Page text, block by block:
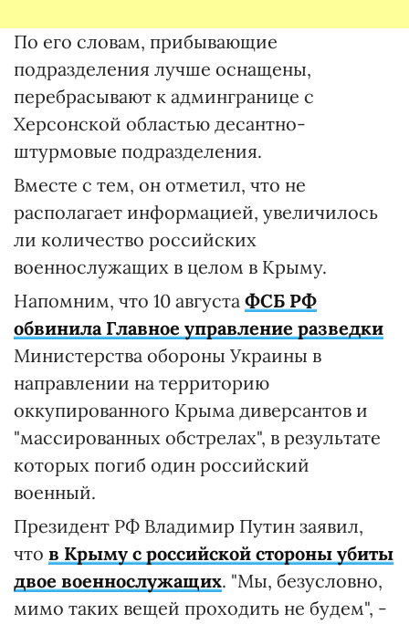
По его словам, прибывающие
подразделения лучше оснащены,
перебрасывают к админгранице с
Херсонской областью десантно-
штурмовые подразделения.
Вместе с тем, он отметил, что не
располагает информацией, увеличилось
ли количество российских
военнослужащих в целом в Крыму.
Напомним, что 10 августа ФСБ РФ
обвинила Главное управление разведки
Министерства обороны Украины в
направлении на территорию
оккупированного Крыма диверсантов и
"массированных обстрелах", в результате
которых погиб один российский
военный.
Президент РФ Владимир Путин заявил,
что в Крыму с российской стороны убиты
двое военнослужащих. "Мы, безусловно,
мимо таких вещей проходить не будем", -